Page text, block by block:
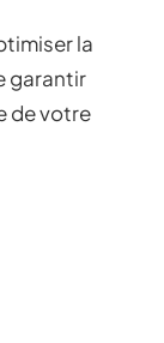
la
garantir
de votre